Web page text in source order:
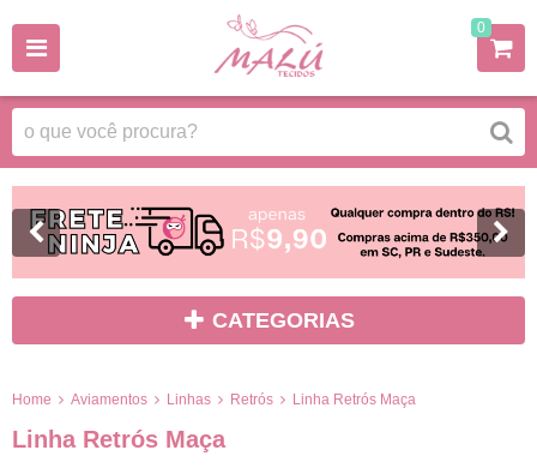
0
CATEGORIAS
Home Aviamentos Linhas Retrós Linha Retrós Maça
Linha Retrós Maça